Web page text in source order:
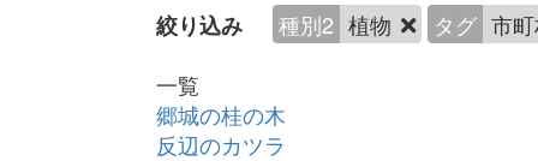
絞り込み 種別2 植物 タグ 市
一覧
郷城の桂の木
反辺のカツラ